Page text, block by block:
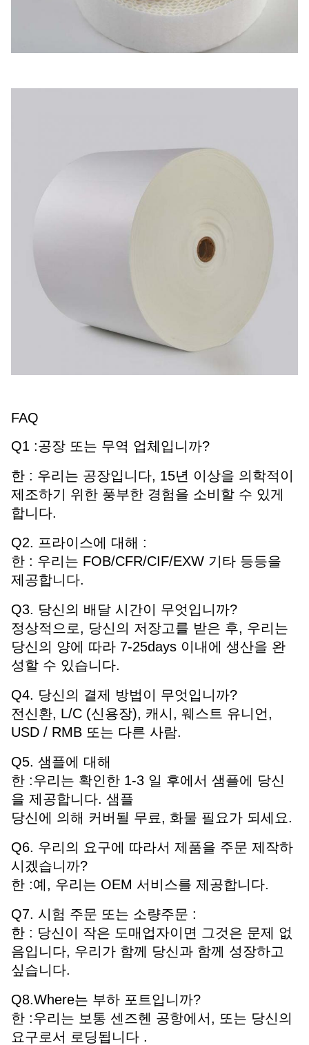
FAQ
Q1 :공장 또는 무역 업체입니까?
한 : 우리는 공장입니다, 15년 이상을 의학적이
제조하기 위한 풍부한 경험을 소비할 수 있게
합니다.
Q2. 프라이스에 대해 :
한 : 우리는 FOB/CFR/CIF/EXW 기타 등등을
제공합니다.
Q3. 당신의 배달 시간이 무엇입니까?
정상적으로, 당신의 저장고를 받은 후, 우리는
당신의 양에 따라 7-25days 이내에 생산을 완
성할 수 있습니다.
Q4. 당신의 결제 방법이 무엇입니까?
전신환, L/C (신용장), 캐시, 웨스트 유니언,
USD / RMB 또는 다른 사람.
Q5. 샘플에 대해
한 :우리는 확인한 1-3 일 후에서 샘플에 당신
을 제공합니다. 샘플
당신에 의해 커버될 무료, 화물 필요가 되세요.
Q6. 우리의 요구에 따라서 제품을 주문 제작하
시겠습니까?
한 :예, 우리는 OEM 서비스를 제공합니다.
Q7. 시험 주문 또는 소량주문 :
한 : 당신이 작은 도매업자이면 그것은 문제 없
음입니다, 우리가 함께 당신과 함께 성장하고
싶습니다.
Q8.Where는 부하 포트입니까?
한 :우리는 보통 센즈헨 공항에서, 또는 당신의
요구로서 로딩됩니다 .